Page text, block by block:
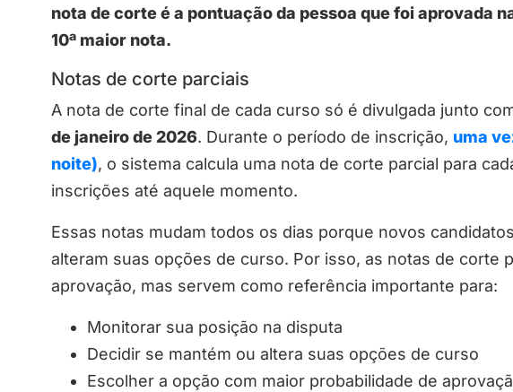
nota de corte é a pontuação da pessoa que foi aprovada
10ª maior nota.
Notas de corte parciais
A nota de corte final de cada curso só é divulgada junto
de janeiro de 2026. Durante o período de inscrição, uma
noite), o sistema calcula uma nota de corte parcial para
inscrições até aquele momento.
Essas notas mudam todos os dias porque novos
alteram suas opções de curso. Por isso, as notas de corte
aprovação, mas servem como referência importante para:
Monitorar sua posição na disputa
Decidir se mantém ou altera suas opções de curso
Escolher a opção com maior probabilidade de